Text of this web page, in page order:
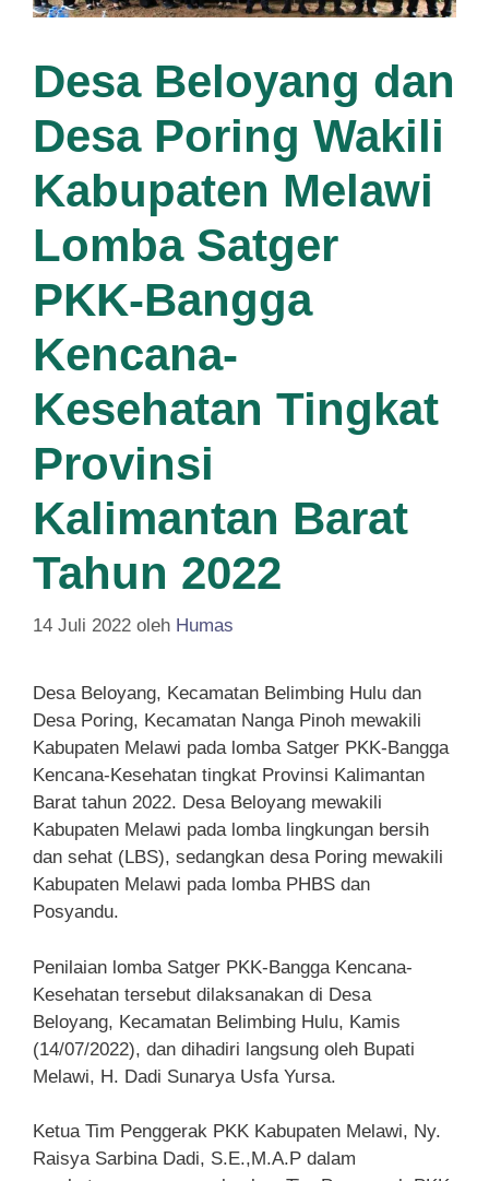
Desa Beloyang dan
Desa Poring Wakili
Kabupaten Melawi
Lomba Satger
PKK-Bangga
Kencana-
Kesehatan Tingkat
Provinsi
Kalimantan Barat
Tahun 2022
14 Juli 2022 oleh Humas
Desa Beloyang, Kecamatan Belimbing Hulu dan
Desa Poring, Kecamatan Nanga Pinoh mewakili
Kabupaten Melawi pada lomba Satger PKK-Bangga
Kencana-Kesehatan tingkat Provinsi Kalimantan
Barat tahun 2022. Desa Beloyang mewakili
Kabupaten Melawi pada lomba lingkungan bersih
dan sehat (LBS), sedangkan desa Poring mewakili
Kabupaten Melawi pada lomba PHBS dan
Posyandu.
Penilaian lomba Satger PKK-Bangga Kencana-
Kesehatan tersebut dilaksanakan di Desa
Beloyang, Kecamatan Belimbing Hulu, Kamis
(14/07/2022), dan dihadiri langsung oleh Bupati
Melawi, H. Dadi Sunarya Usfa Yursa.
Ketua Tim Penggerak PKK Kabupaten Melawi, Ny.
Raisya Sarbina Dadi, S.E.,M.A.P dalam